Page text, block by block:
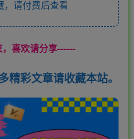
请付费后查看
喜欢请分享------
精彩文章请收藏本站。